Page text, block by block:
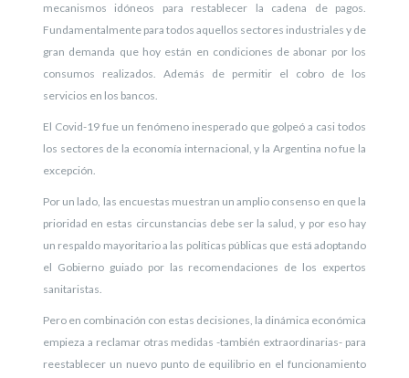
mecanismos idóneos para restablecer la cadena de pagos.
Fundamentalmente para todos aquellos sectores industriales y de
gran demanda que hoy están en condiciones de abonar por los
consumos realizados. Además de permitir el cobro de los
servicios en los bancos.
El Covid-19 fue un fenómeno inesperado que golpeó a casi todos
los sectores de la economía internacional, y la Argentina no fue la
excepción.
Por un lado, las encuestas muestran un amplio consenso en que la
prioridad en estas circunstancias debe ser la salud, y por eso hay
un respaldo mayoritario a las políticas públicas que está adoptando
el Gobierno guiado por las recomendaciones de los expertos
sanitaristas.
Pero en combinación con estas decisiones, la dinámica económica
empieza a reclamar otras medidas -también extraordinarias- para
reestablecer un nuevo punto de equilibrio en el funcionamiento